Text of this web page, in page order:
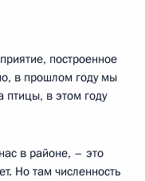
построенное
в прошлом году мы
птицы, в этом году
в районе, – это
Но там численность